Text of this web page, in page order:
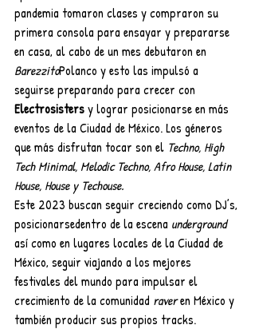
pandemia tomaron clases y compraron su
primera consola para ensayar y prepararse
en casa, al cabo de un mes debutaron en
BarezzitoPolanco y esto las impulsó a
seguirse preparando para crecer con
Electrosisters y lograr posicionarse en más
eventos de la Ciudad de México. Los géneros
que más disfrutan tocar son el Techno, High
Tech Minimal, Melodic Techno, Afro House, Latin
House, House y Techouse.
Este 2023 buscan seguir creciendo como DJ’s,
posicionarsedentro de la escena underground
así como en lugares locales de la Ciudad de
México, seguir viajando a los mejores
festivales del mundo para impulsar el
crecimiento de la comunidad raver en México y
también producir sus propios tracks.